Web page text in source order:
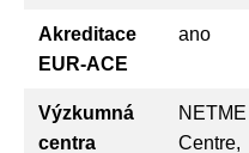
Akreditace
EUR-ACE
ano
Výzkumná
centra
NETME
Centre,